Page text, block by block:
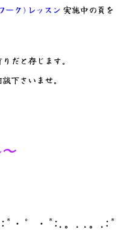
ーク)レッスン 実施中の頁を
だと存じます。
下さいませ。
・゜・*:.。. .。.:*